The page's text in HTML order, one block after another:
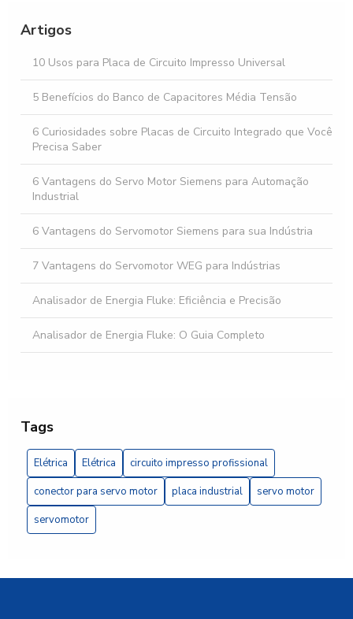
Como Escolher o Melhor Servo Motor Corrente Alternada
para Sua Aplicação
Artigos
10 Usos para Placa de Circuito Impresso Universal
5 Benefícios do Banco de Capacitores Média Tensão
6 Curiosidades sobre Placas de Circuito Integrado que Você
Precisa Saber
6 Vantagens do Servo Motor Siemens para Automação
Industrial
6 Vantagens do Servomotor Siemens para sua Indústria
7 Vantagens do Servomotor WEG para Indústrias
Analisador de Energia Fluke: Eficiência e Precisão
Analisador de Energia Fluke: O Guia Completo
Banco de capacitor trifásico é essencial para otimizar a
eficiência energética da sua instalação elétrica
Banco de Capacitor Trifásico Essencial
Banco de capacitor trifásico: como otimizar a eficiência
Tags
Elétrica Elétrica
circuito impresso profissional
conector para servo motor
placa industrial
servo motor
servomotor